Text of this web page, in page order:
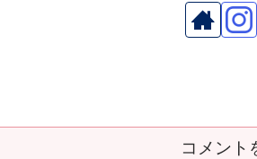
コメント